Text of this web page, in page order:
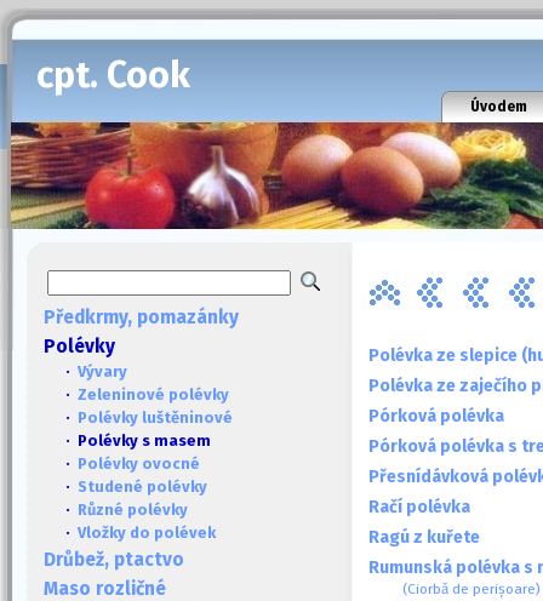
cpt. Cook
Úvodem
Předkrmy, pomazánky
Polévky
· Vývary
· Zeleninové polévky
· Polévky luštěninové
· Polévky s masem
· Polévky ovocné
· Studené polévky
· Různé polévky
· Vložky do polévek
Drůbež, ptactvo
Maso rozličné
Polévka ze slepice
Polévka ze zaječího
Pórková polévka
Pórková polévka s
Přesnídávková
Račí polévka
Ragú z kuřete
Rumunská polévka s
(Ciorbă de perișoare)